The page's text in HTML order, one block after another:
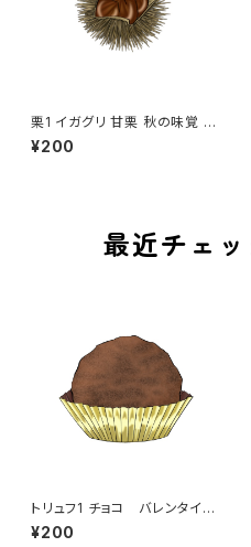
栗1 イガグリ 甘栗 秋の味覚 マ
ロン トゲトゲ イガイガ
¥200
最近チェ
トリュフ1 チョコ バレンタイ
ン ギフト
¥200